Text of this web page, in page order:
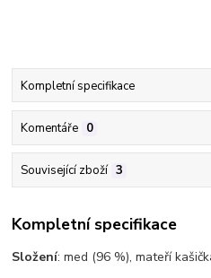
Kompletní specifikace
Komentáře 0
Související zboží 3
Kompletní specifikace
Složení: med (96 %), mateří